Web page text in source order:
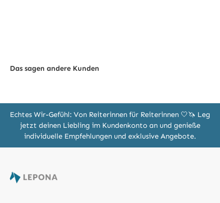
Das sagen andere Kunden
Echtes Wir-Gefühl: Von Reiterinnen für Reiterinnen 🤍🦄 Leg
jetzt deinen Liebling im Kundenkonto an und genieße
individuelle Empfehlungen und exklusive Angebote.